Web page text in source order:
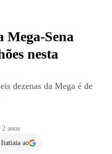
Mega-Sena
nesta
dezenas da Mega é de
2 anos
ao